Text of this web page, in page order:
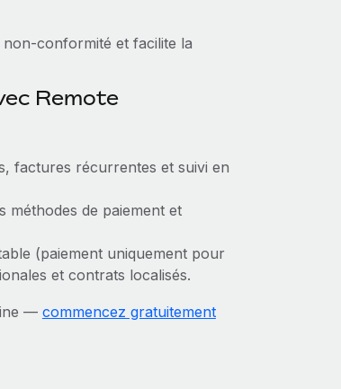
et facilite la
Remote
factures récurrentes et suivi en
méthodes de paiement et
(paiement uniquement pour
et contrats localisés.
— commencez gratuitement